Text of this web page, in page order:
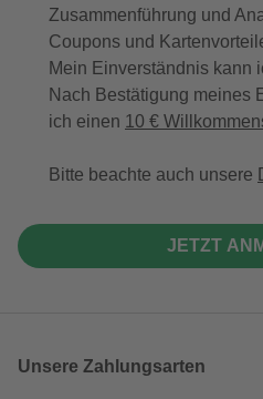
Zusammenführung und
Coupons und
Mein Einverständnis kann
Nach Bestätigung meines
ich einen 10 €
Bitte beachte auch unsere
JETZT
Unsere Zahlungsarten